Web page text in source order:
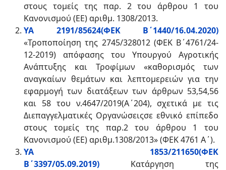
στους τομείς της παρ. 2 του άρθρου 1 του
Κανονισμού (ΕΕ) αριθμ. 1308/2013.
ΥΑ 2191/85624(ΦΕΚ Β΄1440/16.04.2020)
«Τροποποίηση της 2745/328012 (ΦΕΚ Β΄4761/24-
12-2019) απόφασης του Υπουργού Αγροτικής
Ανάπτυξης και Τροφίμων «καθορισμός των
αναγκαίων θεμάτων και λεπτομερειών για την
εφαρμογή των διατάξεων των άρθρων 53,54,56
και 58 του ν.4647/2019(Α΄204), σχετικά με τις
Διεπαγγελματικές Οργανώσειςσε εθνικό επίπεδο
στους τομείς της παρ.2 του άρθρου 1 του
Κανονισμού (ΕΕ) αριθμ.1308/2013» (ΦΕΚ 4761 Α΄).
ΥΑ 1853/211650(ΦΕΚ
Β΄3397/05.09.2019)
Κατάργηση της